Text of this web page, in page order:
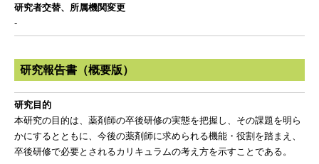
研究者交替、所属機関変更
-
研究報告書（概要版）
研究目的
本研究の目的は、薬剤師の卒後研修の実態を把握し、その課題を明ら
かにするとともに、今後の薬剤師に求められる機能・役割を踏まえ、
卒後研修で必要とされるカリキュラムの考え方を示すことである。